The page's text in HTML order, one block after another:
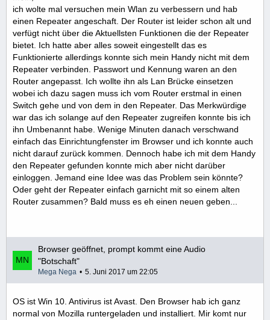
ich wolte mal versuchen mein Wlan zu verbessern und hab
einen Repeater angeschaft. Der Router ist leider schon alt und
verfügt nicht über die Aktuellsten Funktionen die der Repeater
bietet. Ich hatte aber alles soweit eingestellt das es
Funktionierte allerdings konnte sich mein Handy nicht mit dem
Repeater verbinden. Passwort und Kennung waren an den
Router angepasst. Ich wollte ihn als Lan Brücke einsetzen
wobei ich dazu sagen muss ich vom Router erstmal in einen
Switch gehe und von dem in den Repeater. Das Merkwürdige
war das ich solange auf den Repeater zugreifen konnte bis ich
ihn Umbenannt habe. Wenige Minuten danach verschwand
einfach das Einrichtungfenster im Browser und ich konnte auch
nicht darauf zurück kommen. Dennoch habe ich mit dem Handy
den Repeater gefunden konnte mich aber nicht darüber
einloggen. Jemand eine Idee was das Problem sein könnte?
Oder geht der Repeater einfach garnicht mit so einem alten
Router zusammen? Bald muss es eh einen neuen geben...
Browser geöffnet, prompt kommt eine Audio
"Botschaft"
Mega Nega 5. Juni 2017 um 22:05
OS ist Win 10. Antivirus ist Avast. Den Browser hab ich ganz
normal von Mozilla runtergeladen und installiert. Mir komt nur